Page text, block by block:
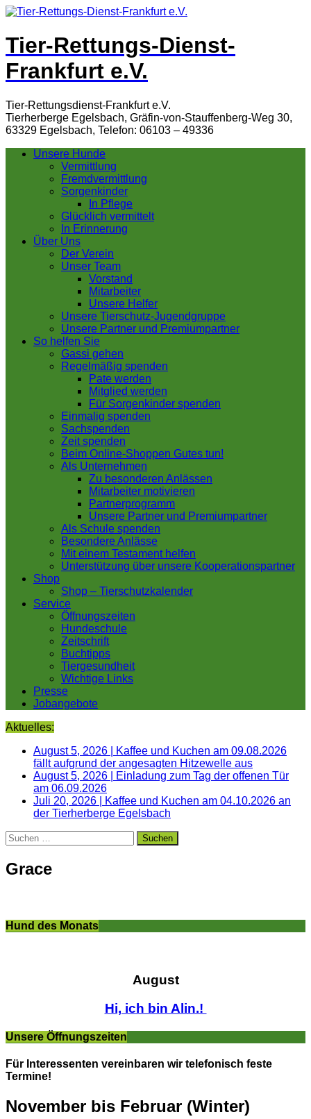
Tier-Rettungs-Dienst-
Frankfurt e.V.
Tier-Rettungsdienst-Frankfurt e.V.
Tierherberge Egelsbach, Gräfin-von-Stauffenberg-Weg 30,
63329 Egelsbach, Telefon: 06103 – 49336
Unsere Hunde
Vermittlung
Fremdvermittlung
Sorgenkinder
In Pflege
Glücklich vermittelt
In Erinnerung
Über Uns
Der Verein
Unser Team
Vorstand
Mitarbeiter
Unsere Helfer
Unsere Tierschutz-Jugendgruppe
Unsere Partner und Premiumpartner
So helfen Sie
Gassi gehen
Regelmäßig spenden
Pate werden
Mitglied werden
Für Sorgenkinder spenden
Einmalig spenden
Sachspenden
Zeit spenden
Beim Online-Shoppen Gutes tun!
Als Unternehmen
Zu besonderen Anlässen
Mitarbeiter motivieren
Partnerprogramm
Unsere Partner und Premiumpartner
Als Schule spenden
Besondere Anlässe
Mit einem Testament helfen
Unterstützung über unsere Kooperationspartner
Shop
Shop – Tierschutzkalender
Service
Öffnungszeiten
Hundeschule
Zeitschrift
Buchtipps
Tiergesundheit
Wichtige Links
Presse
Jobangebote
Aktuelles:
August 5, 2026
Kaffee und Kuchen am 09.08.2026
fällt aufgrund der angesagten Hitzewelle aus
August 5, 2026
Einladung zum Tag der offenen Tür
am 06.09.2026
Juli 20, 2026
Kaffee und Kuchen am 04.10.2026 an
der Tierherberge Egelsbach
Suchen
nach:
Grace
Hund des Monats
August
Hi, ich bin Alin.!
Unsere Öffnungszeiten
Für Interessenten vereinbaren wir telefonisch feste
Termine!
November bis Februar (Winter)